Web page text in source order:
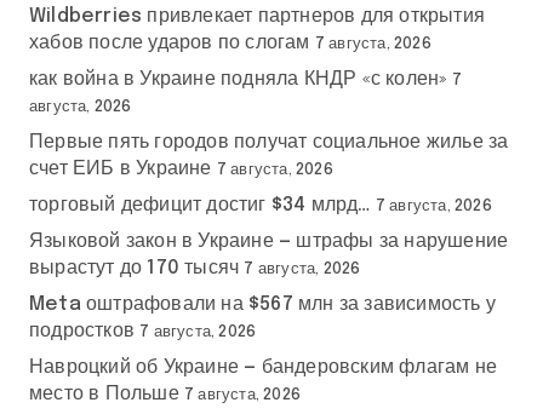
Wildberries привлекает партнеров для открытия
хабов после ударов по слогам 7 августа, 2026
как война в Украине подняла КНДР «с колен» 7
августа, 2026
Первые пять городов получат социальное жилье за
счет ЕИБ в Украине 7 августа, 2026
торговый дефицит достиг $34 млрд… 7 августа, 2026
Языковой закон в Украине — штрафы за нарушение
вырастут до 170 тысяч 7 августа, 2026
Meta оштрафовали на $567 млн за зависимость у
подростков 7 августа, 2026
Навроцкий об Украине — бандеровским флагам не
место в Польше 7 августа, 2026